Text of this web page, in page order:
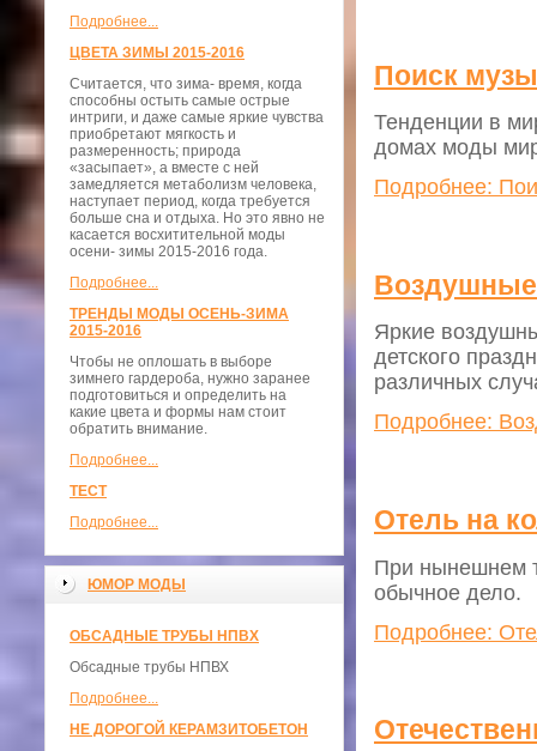
Подробнее...
ЦВЕТА ЗИМЫ 2015-2016
Считается, что зима- время, когда
способны остыть самые острые
интриги, и даже самые яркие чувства
приобретают мягкость и
размеренность; природа
«засыпает», а вместе с ней
замедляется метаболизм человека,
наступает период, когда требуется
больше сна и отдыха. Но это явно не
касается восхитительной моды
осени- зимы 2015-2016 года.
Подробнее...
ТРЕНДЫ МОДЫ ОСЕНЬ-ЗИМА
2015-2016
Чтобы не оплошать в выборе
зимнего гардероба, нужно заранее
подготовиться и определить на
какие цвета и формы нам стоит
обратить внимание.
Подробнее...
ТЕСТ
Подробнее...
ЮМОР МОДЫ
ОБСАДНЫЕ ТРУБЫ НПВХ
Обсадные трубы НПВХ
Подробнее...
НЕ ДОРОГОЙ КЕРАМЗИТОБЕТОН
Поиск
Тенденции в
домах моды
Подробнее:
Воздушные
Яркие
детского
различных
Подробнее:
Отель на
При нынешнем
обычное дело.
Подробнее: